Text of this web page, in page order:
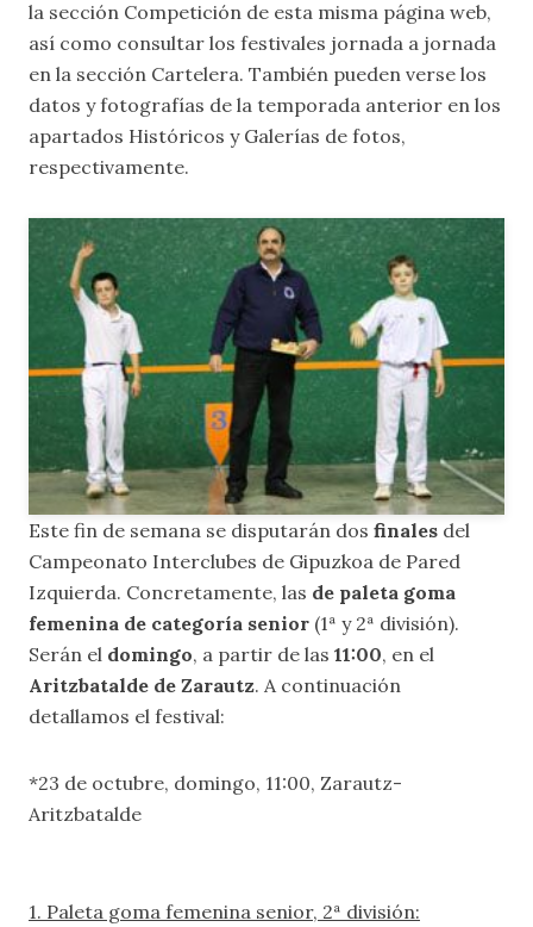
la sección Competición de esta misma página web,
así como consultar los festivales jornada a jornada
en la sección Cartelera. También pueden verse los
datos y fotografías de la temporada anterior en los
apartados Históricos y Galerías de fotos,
respectivamente.
Este fin de semana se disputarán dos finales del
Campeonato Interclubes de Gipuzkoa de Pared
Izquierda. Concretamente, las de paleta goma
femenina de categoría senior (1ª y 2ª división).
Serán el domingo, a partir de las 11:00, en el
Aritzbatalde de Zarautz. A continuación
detallamos el festival:
*23 de octubre, domingo, 11:00, Zarautz-
Aritzbatalde
1. Paleta goma femenina senior, 2ª división: